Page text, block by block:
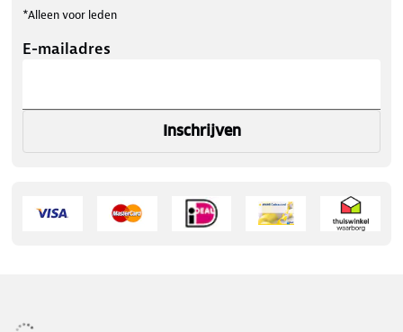
*Alleen voor leden
E-mailadres
Inschrijven